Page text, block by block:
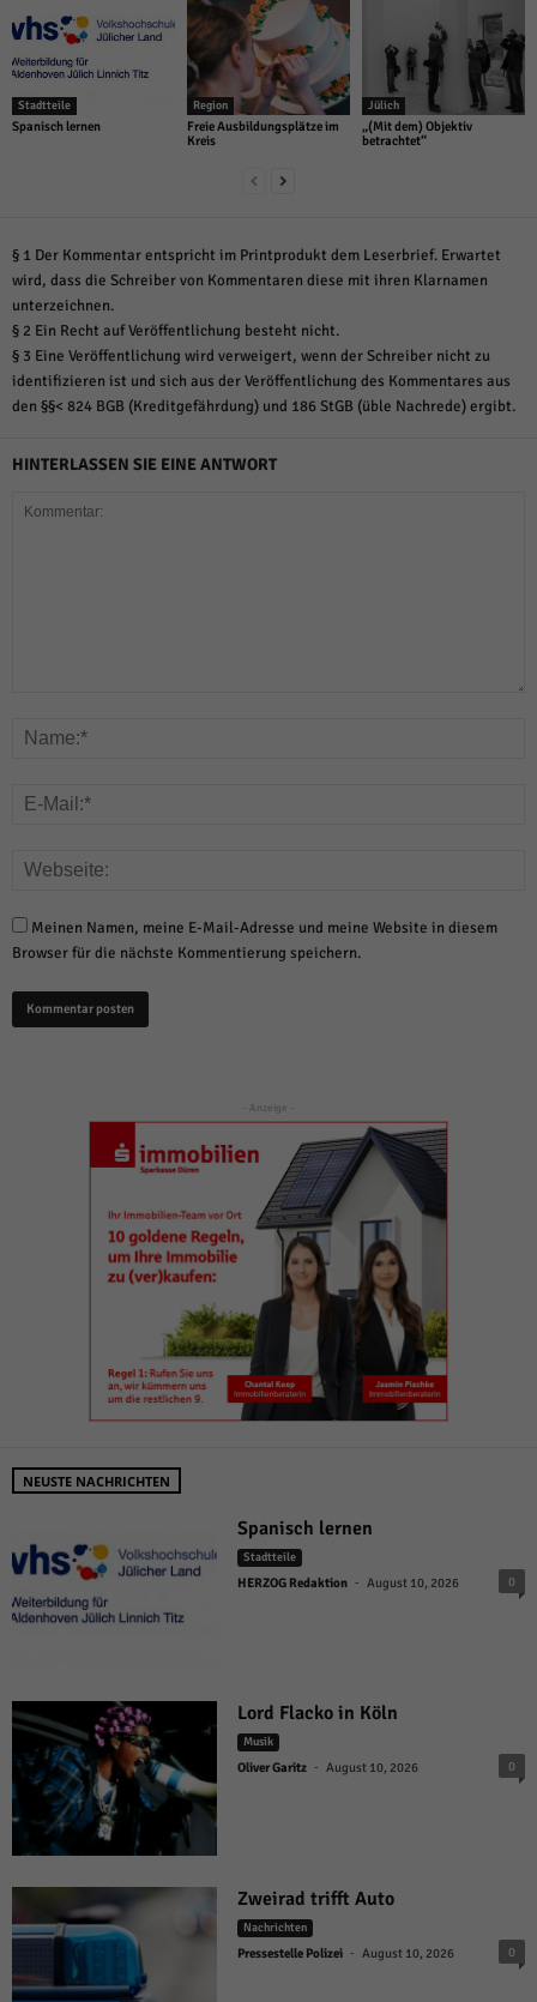
Stadtteile
Spanisch lernen
Region
Freie Ausbildungsplätze im
Kreis
Jülich
„(Mit dem) Objektiv
betrachtet“
§ 1 Der Kommentar entspricht im Printprodukt dem Leserbrief. Erwartet
wird, dass die Schreiber von Kommentaren diese mit ihren Klarnamen
unterzeichnen.
§ 2 Ein Recht auf Veröffentlichung besteht nicht.
§ 3 Eine Veröffentlichung wird verweigert, wenn der Schreiber nicht zu
identifizieren ist und sich aus der Veröffentlichung des Kommentares aus
den §§< 824 BGB (Kreditgefährdung) und 186 StGB (üble Nachrede) ergibt.
HINTERLASSEN SIE EINE ANTWORT
Meinen Namen, meine E-Mail-Adresse und meine Website in diesem
Browser für die nächste Kommentierung speichern.
- Anzeige -
NEUSTE NACHRICHTEN
Spanisch lernen
Stadtteile
HERZOG Redaktion - August 10, 2026 0
Lord Flacko in Köln
Musik
Oliver Garitz - August 10, 2026 0
Zweirad trifft Auto
Nachrichten
Pressestelle Polizei - August 10, 2026 0